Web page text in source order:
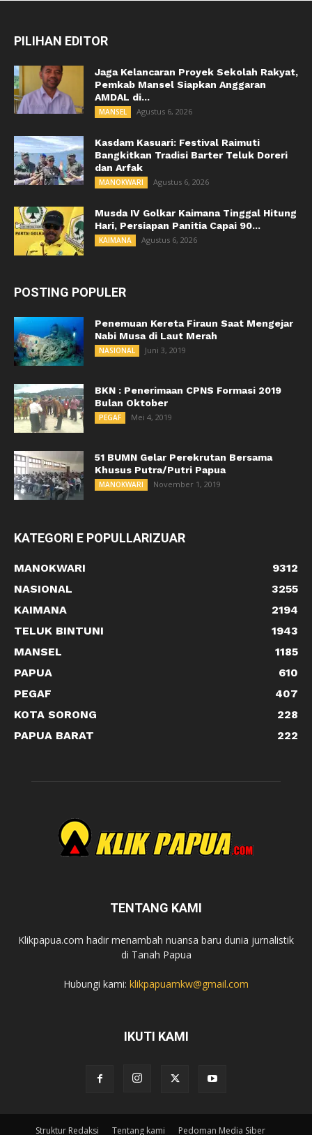
PILIHAN EDITOR
Jaga Kelancaran Proyek Sekolah Rakyat,
Pemkab Mansel Siapkan Anggaran
AMDAL di...
MANSEL Agustus 6, 2026
Kasdam Kasuari: Festival Raimuti
Bangkitkan Tradisi Barter Teluk Doreri
dan Arfak
MANOKWARI Agustus 6, 2026
Musda IV Golkar Kaimana Tinggal Hitung
Hari, Persiapan Panitia Capai 90...
KAIMANA Agustus 6, 2026
POSTING POPULER
Penemuan Kereta Firaun Saat Mengejar
Nabi Musa di Laut Merah
NASIONAL Juni 3, 2019
BKN : Penerimaan CPNS Formasi 2019
Bulan Oktober
PEGAF Mei 4, 2019
51 BUMN Gelar Perekrutan Bersama
Khusus Putra/Putri Papua
MANOKWARI November 1, 2019
KATEGORI E POPULLARIZUAR
MANOKWARI
9312
NASIONAL
3255
KAIMANA
2194
TELUK BINTUNI
1943
MANSEL
1185
PAPUA
610
PEGAF
407
KOTA SORONG
228
PAPUA BARAT
222
TENTANG KAMI
Klikpapua.com hadir menambah nuansa baru dunia jurnalistik
di Tanah Papua
Hubungi kami: klikpapuamkw@gmail.com
IKUTI KAMI
Struktur Redaksi Tentang kami Pedoman Media Siber